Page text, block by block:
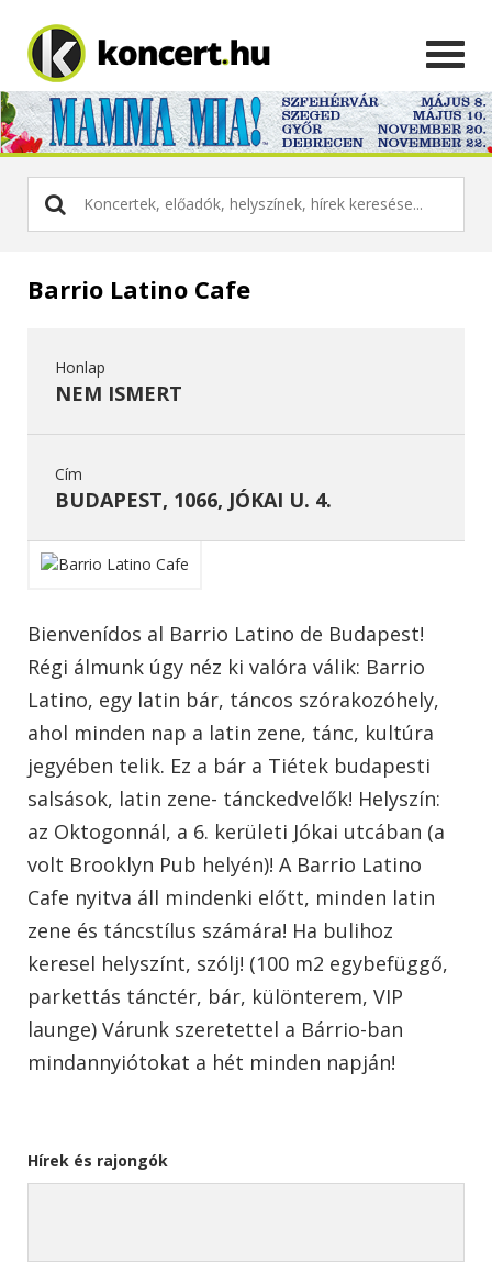
Barrio Latino Cafe
Honlap
NEM ISMERT
Cím
BUDAPEST, 1066, JÓKAI U. 4.
Bienvenídos al Barrio Latino de Budapest!
Régi álmunk úgy néz ki valóra válik: Barrio
Latino, egy latin bár, táncos szórakozóhely,
ahol minden nap a latin zene, tánc, kultúra
jegyében telik. Ez a bár a Tiétek budapesti
salsások, latin zene- tánckedvelők! Helyszín:
az Oktogonnál, a 6. kerületi Jókai utcában (a
volt Brooklyn Pub helyén)! A Barrio Latino
Cafe nyitva áll mindenki előtt, minden latin
zene és táncstílus számára! Ha bulihoz
keresel helyszínt, szólj! (100 m2 egybefüggő,
parkettás tánctér, bár, különterem, VIP
launge) Várunk szeretettel a Bárrio-ban
mindannyiótokat a hét minden napján!
Hírek és rajongók